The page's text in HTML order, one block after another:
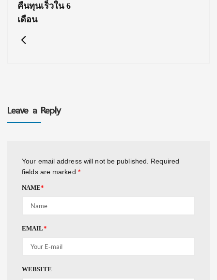
คืนทุนเร็วใน 6
เดือน
Leave a Reply
Your email address will not be published.
Required
fields are marked *
NAME*
EMAIL*
WEBSITE